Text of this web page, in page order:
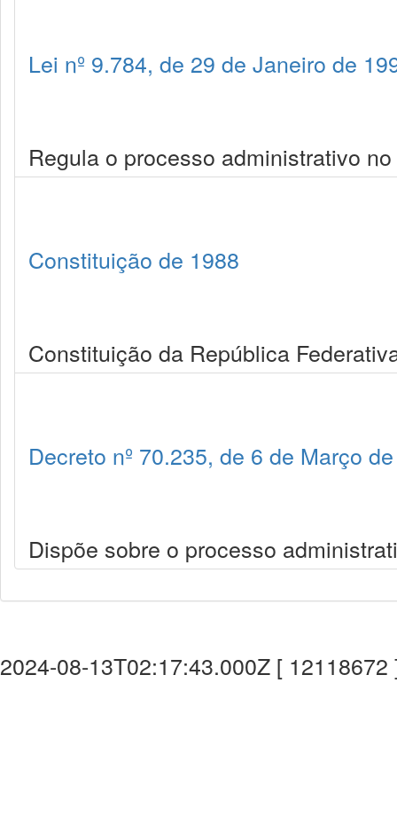
Lei nº 9.784, de 29 de Janeiro de
Regula o processo administrativo
Constituição de 1988
Constituição da República
Decreto nº 70.235, de 6 de Março
Dispõe sobre o processo
2024-08-13T02:17:43.000Z [ 12118672